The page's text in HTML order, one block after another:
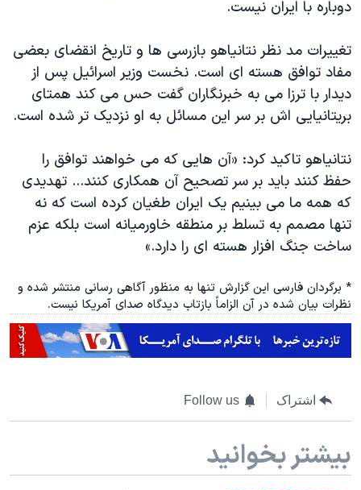
دوباره با ایران نیست.
تغییرات مد نظر نتانیاهو بازرسی ها و تاریخ انقضای بعضی
مفاد توافق هسته ای است. نخست وزیر اسرائیل پس از
دیدار با ترزا می به خبرنگاران گفت حس می کند همتای
بریتانیایی اش بر سر این مسائل به او نزدیک تر شده است.
نتانیاهو تاکید کرد: «آن هایی که می خواهند توافق را
حفظ کنند باید بر سر تصحیح آن همکاری کنند... تهدیدی
که همه ما می بینیم یک ایران طغیان کرده است که نه
تنها مصمم به تسلط بر منطقه خاورمیانه است بلکه عزم
ساخت جنگ افزار هسته ای را دارد.»
* برگردان فارسی این گزارش تنها به منظور آگاهی رسانی منتشر شده و
نظرات بیان شده در آن الزاماً بازتاب دیدگاه صدای آمریکا نیست.
اشتراک Follow us
بیشتر بخوانید